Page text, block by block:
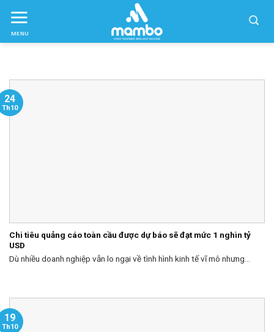
ctent
MENU
Chi tiêu quảng cáo toàn cầu được dự báo sẽ đạt mức 1 nghìn tỷ
USD
Dù nhiều doanh nghiệp vẫn lo ngại về tình hình kinh tế vĩ mô nhưng...
24
Th10
19
Th10